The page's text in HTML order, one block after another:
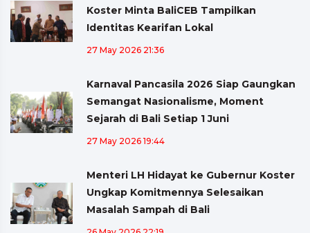
Koster Minta BaliCEB Tampilkan
Identitas Kearifan Lokal
27 May 2026 21:36
Karnaval Pancasila 2026 Siap Gaungkan
Semangat Nasionalisme, Moment
Sejarah di Bali Setiap 1 Juni
27 May 2026 19:44
Menteri LH Hidayat ke Gubernur Koster
Ungkap Komitmennya Selesaikan
Masalah Sampah di Bali